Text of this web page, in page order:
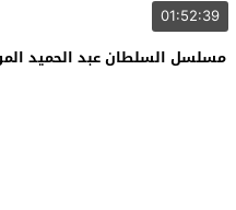
01:52:39
مسلسل السلطان عبد الحميد